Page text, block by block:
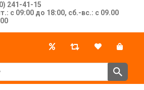
241-41-15
с 09:00 до 18:00, сб.-вс.: с 09.00